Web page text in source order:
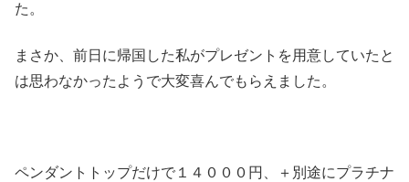
た。
まさか、前日に帰国した私がプレゼントを用意していたと
は思わなかったようで大変喜んでもらえました。
ペンダントトップだけで１４０００円、＋別途にプラチナ